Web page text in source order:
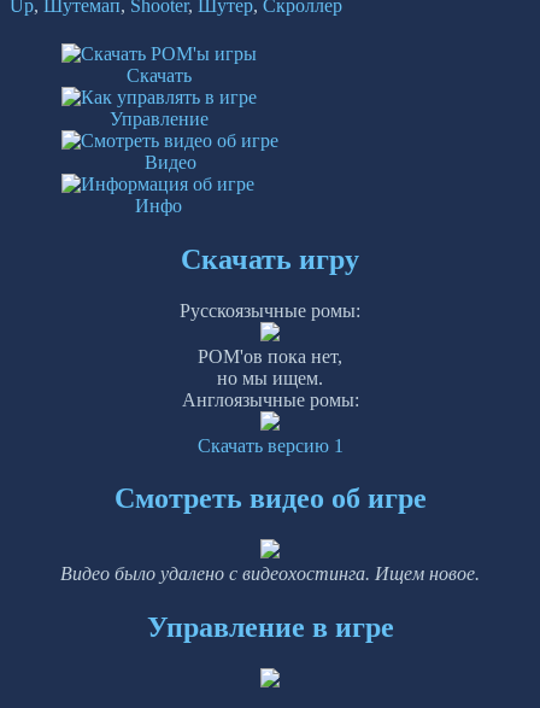
Up, Шутемап, Shooter, Шутер, Скроллер
Скачать
Управление
Видео
Инфо
Скачать игру
Русскоязычные ромы:
РОМ'ов пока нет,
но мы ищем.
Англоязычные ромы:
Скачать версию 1
Смотреть видео об игре
Видео было удалено с видеохостинга. Ищем новое.
Управление в игре